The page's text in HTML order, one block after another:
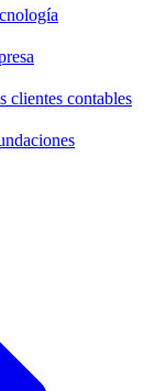
clientes contables